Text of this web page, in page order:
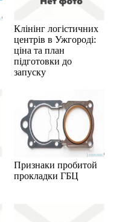
Клінінг логістичних
центрів в Ужгороді:
ціна та план
підготовки до
запуску
Признаки пробитой
прокладки ГБЦ